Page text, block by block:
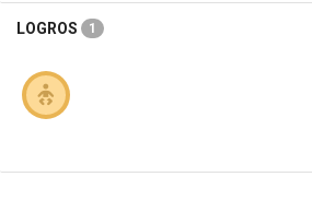
LOGROS 1